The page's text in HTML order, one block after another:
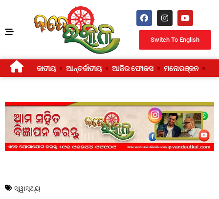
Switch To English
ଜାତୀୟ ଆନ୍ତର୍ଜାତୀୟ ଆଜିର ଫୋକସ ମନୋରଞ୍ଜନ
ସ୍ୱାସ୍ଥ୍ୟ